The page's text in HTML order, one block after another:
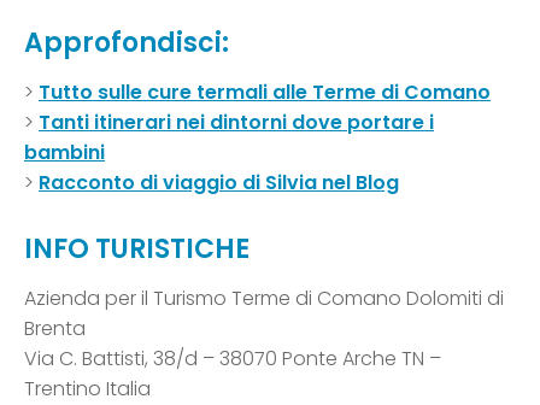
Approfondisci:
> Tutto sulle cure termali alle Terme di Comano
> Tanti itinerari nei dintorni dove portare i
bambini
> Racconto di viaggio di Silvia nel Blog
INFO TURISTICHE
Azienda per il Turismo Terme di Comano Dolomiti di
Brenta
Via C. Battisti, 38/d – 38070 Ponte Arche TN –
Trentino Italia